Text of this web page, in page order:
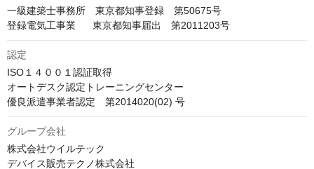
一級建築士事務所　東京都知事登録　第50675号
登録電気工事業      東京都知事届出　第2011203号
認定
ISO１４００１認証取得
オートデスク認定トレーニングセンター
優良派遣事業者認定　第2014020(02) 号
グループ会社
株式会社ウイルテック
デバイス販売テクノ株式会社